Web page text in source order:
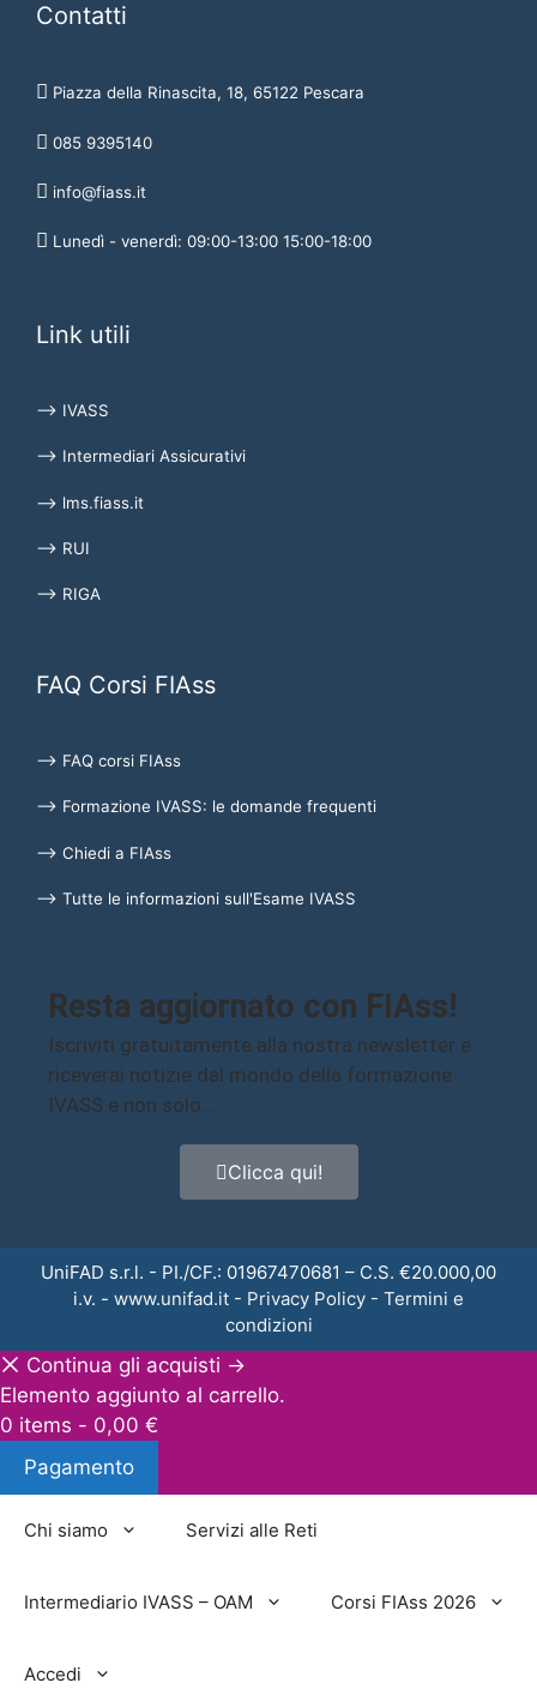
Contatti
Piazza della Rinascita, 18, 65122 Pescara
085 9395140
info@fiass.it
Lunedì - venerdì: 09:00-13:00 15:00-18:00
Link utili
⟶ IVASS
⟶ Intermediari Assicurativi
⟶ lms.fiass.it
⟶ RUI
⟶ RIGA
FAQ Corsi FIAss
⟶ FAQ corsi FIAss
⟶ Formazione IVASS: le domande frequenti
⟶ Chiedi a FIAss
⟶ Tutte le informazioni sull'Esame IVASS
Resta aggiornato con FIAss!
Iscriviti gratuitamente alla nostra newsletter e
riceverai notizie dal mondo della formazione
IVASS e non solo…
Clicca qui!
UniFAD s.r.l. - PI./CF.: 01967470681 – C.S. €20.000,00
i.v. - www.unifad.it - Privacy Policy - Termini e
condizioni
Continua gli acquisti →
Elemento aggiunto al carrello.
0 items - 0,00 €
Pagamento
Chi siamo Servizi alle Reti
Intermediario IVASS – OAM Corsi FIAss 2026
Accedi